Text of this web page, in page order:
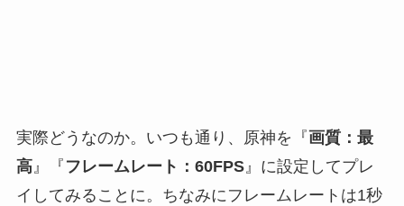
実際どうなのか。いつも通り、原神を『画質：最
高』『 フレームレート：60FPS』に設定してプレ
イしてみることに。ちなみにフレームレートは1秒